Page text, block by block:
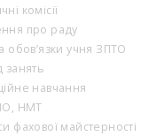
комісії
про раду
обов’язки учня ЗПТО
занять
навчання
НМТ
фахової майстерності